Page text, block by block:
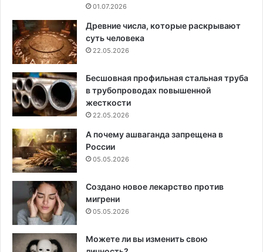
01.07.2026
Древние числа, которые раскрывают
суть человека
22.05.2026
Бесшовная профильная стальная труба
в трубопроводах повышенной
жесткости
22.05.2026
А почему ашваганда запрещена в
России
05.05.2026
Создано новое лекарство против
мигрени
05.05.2026
Можете ли вы изменить свою